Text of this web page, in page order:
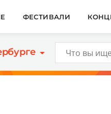
ФЕСТИВАЛИ